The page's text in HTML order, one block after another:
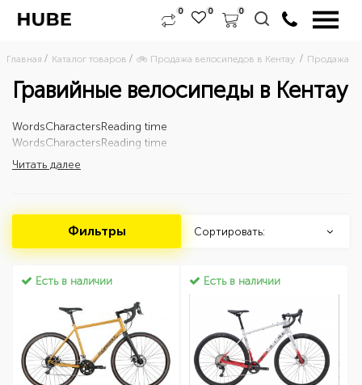
0 0 0
Главная Каталог товаров 🚲 Продажа велосипедов в Кентау Продажа
Гравийные велосипеды в Кентау
WordsCharactersReading time
WordsCharactersReading time
Читать далее
Фильтры Сортировать:
Есть в наличии Есть в наличии